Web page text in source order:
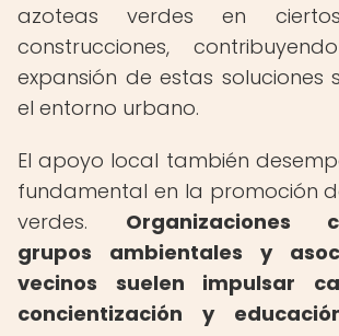
azoteas verdes en
construcciones,
expansión de estas soluciones
el entorno urbano.
El apoyo local también
fundamental en la promoción
verdes. Organizaciones
grupos ambientales y
vecinos suelen impulsar
concientización y